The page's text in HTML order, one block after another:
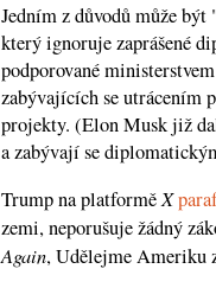
Jedním z důvodů může
který ignoruje zaprášené
podporované
zabývajících se utrácením
projekty. (Elon Musk již
a zabývají se
Trump na platforměX
zemi, neporušuje žádný
Again, Udělejme Ameriku